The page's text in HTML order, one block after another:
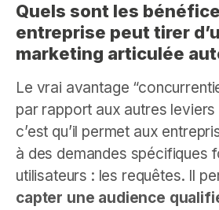
Quels sont les
entreprise peut tirer
marketing articulée
Le vrai avantage
par rapport aux autres leviers
c’est qu’il permet aux
à des demandes spécifiques
utilisateurs : les requêtes. Il
capter une audience